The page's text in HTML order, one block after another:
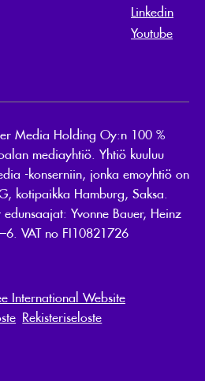
Linkedin
Youtube
Media Holding Oy:n 100 %
mediayhtiö. Yhtiö kuuluu
-konserniin, jonka emoyhtiö on
kotipaikka Hamburg, Saksa.
Yvonne Bauer, Heinz
VAT no FI10821726
International Website
Rekisteriseloste